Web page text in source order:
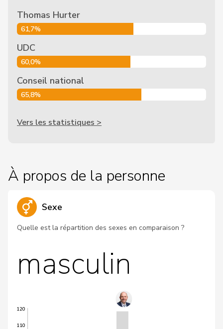
Thomas Hurter
61,7%
UDC
60,0%
Conseil national
65,8%
Vers les statistiques >
À propos de la personne
Sexe
Quelle est la répartition des sexes en comparaison ?
masculin
110
120